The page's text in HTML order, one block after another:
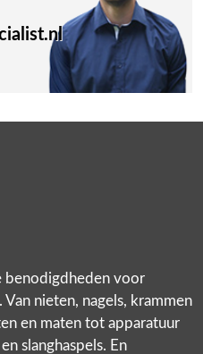
benodigdheden voor
nieten, nagels, krammen
en maten tot apparatuur
slanghaspels. En